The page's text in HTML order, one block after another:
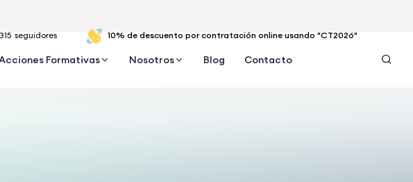
seguidores 10% de descuento por contratación online usando "CT2026"
Formativas Nosotros Blog Contacto